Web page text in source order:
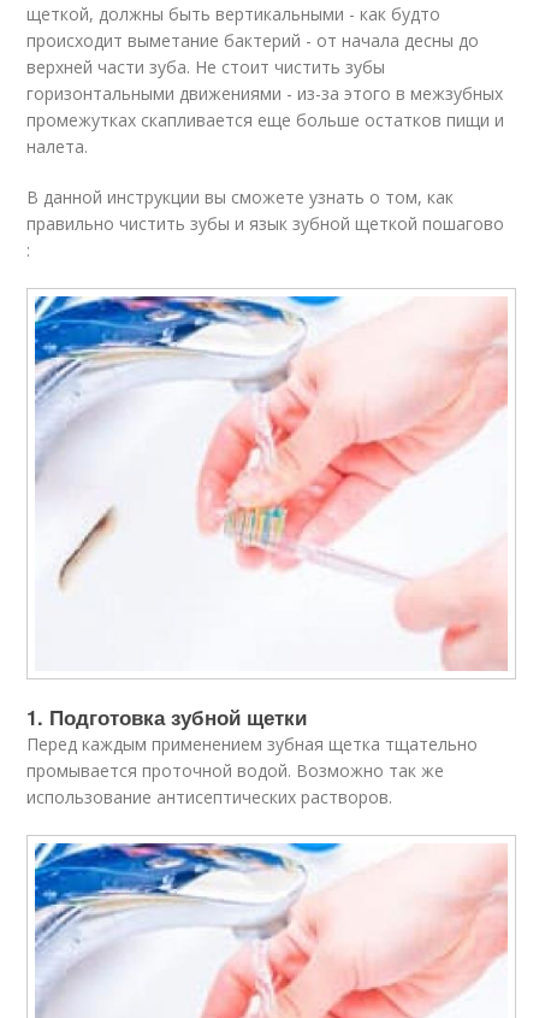
щеткой, должны быть вертикальными - как будто
происходит выметание бактерий - от начала десны до
верхней части зуба. Не стоит чистить зубы
горизонтальными движениями - из-за этого в межзубных
промежутках скапливается еще больше остатков пищи и
налета.
В данной инструкции вы сможете узнать о том, как
правильно чистить зубы и язык зубной щеткой пошагово
:
1. Подготовка зубной щетки
Перед каждым применением зубная щетка тщательно
промывается проточной водой. Возможно так же
использование антисептических растворов.